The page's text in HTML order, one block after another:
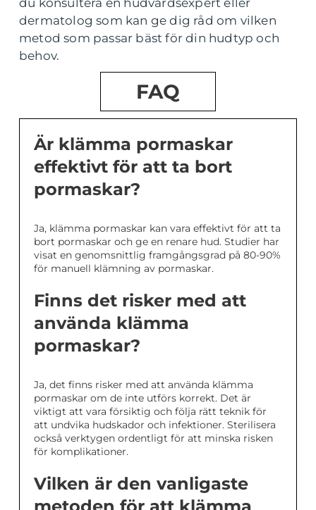
du konsultera en hudvårdsexpert eller
dermatolog som kan ge dig råd om vilken
metod som passar bäst för din hudtyp och
behov.
FAQ
Är klämma pormaskar
effektivt för att ta bort
pormaskar?
Ja, klämma pormaskar kan vara effektivt för att ta
bort pormaskar och ge en renare hud. Studier har
visat en genomsnittlig framgångsgrad på 80-90%
för manuell klämning av pormaskar.
Finns det risker med att
använda klämma
pormaskar?
Ja, det finns risker med att använda klämma
pormaskar om de inte utförs korrekt. Det är
viktigt att vara försiktig och följa rätt teknik för
att undvika hudskador och infektioner. Sterilisera
också verktygen ordentligt för att minska risken
för komplikationer.
Vilken är den vanligaste